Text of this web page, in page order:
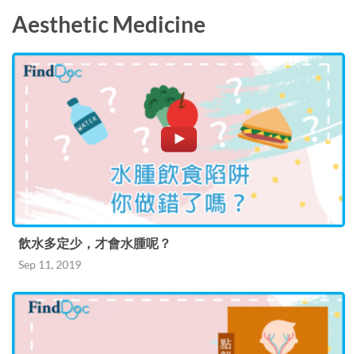
Aesthetic Medicine
飲水多定少，才會水腫呢？
Sep 11, 2019